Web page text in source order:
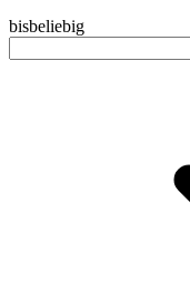
bisbeliebig